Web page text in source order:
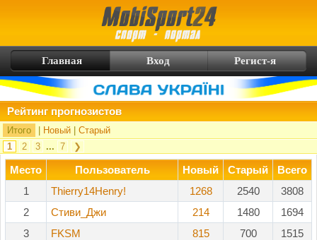
Главная Вход Регист-я
Рейтинг прогнозистов
Итого Новый
Старый
1
2 3 ... 7 ❯
Место Пользователь Новый Старый
Всего
1
Thierry14Henry! 1268 2540
3808
2
Стиви_Джи 214 1480
1694
3
FKSM 815 700
1515